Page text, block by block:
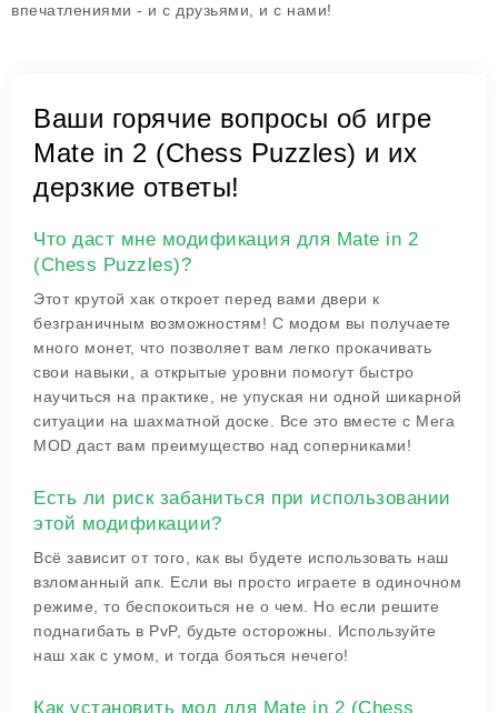
впечатлениями - и с друзьями, и с нами!
Ваши горячие вопросы об игре
Mate in 2 (Chess Puzzles) и их
дерзкие ответы!
Что даст мне модификация для Mate in 2
(Chess Puzzles)?
Этот крутой хак откроет перед вами двери к
безграничным возможностям! С модом вы получаете
много монет, что позволяет вам легко прокачивать
свои навыки, а открытые уровни помогут быстро
научиться на практике, не упуская ни одной шикарной
ситуации на шахматной доске. Все это вместе с Мега
MOD даст вам преимущество над соперниками!
Есть ли риск забаниться при использовании
этой модификации?
Всё зависит от того, как вы будете использовать наш
взломанный апк. Если вы просто играете в одиночном
режиме, то беспокоиться не о чем. Но если решите
поднагибать в PvP, будьте осторожны. Используйте
наш хак с умом, и тогда бояться нечего!
Как установить мод для Mate in 2 (Chess